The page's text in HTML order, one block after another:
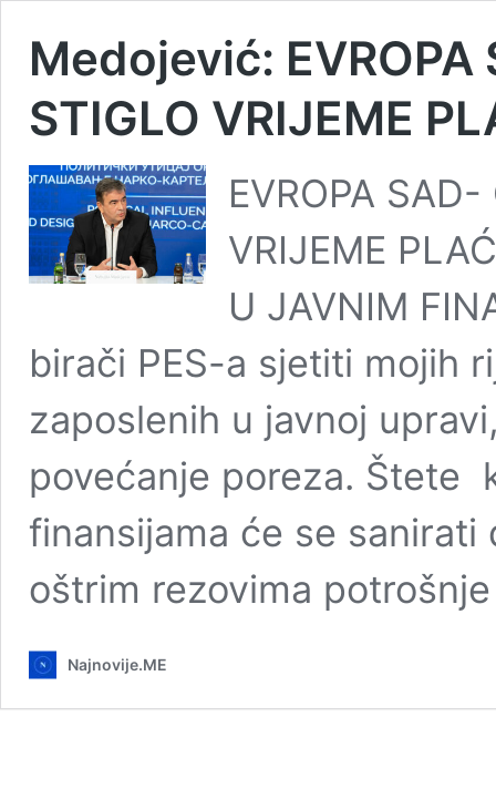
Medojević: EVROPA
STIGLO VRIJEME
EVROPA
VRIJEME
U JAVNIM
birači PES-a sjetiti mojih
zaposlenih u javnoj
povećanje poreza. Štete
finansijama će se
oštrim rezovima
Najnovije.ME